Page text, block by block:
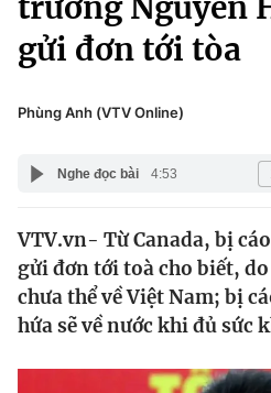
Chính trị
Thế giới
Tin tức
Thế giới đó đây
Thể thao
Truyền hình
Giáo dục
gửi đơn tới tòa
Phùng Anh (VTV Online)
Nghe đọc bài 4:53
VTV.vn- Từ Canada, bị
gửi đơn tới toà cho biết,
chưa thể về Việt Nam; bị
hứa sẽ về nước khi đủ sức